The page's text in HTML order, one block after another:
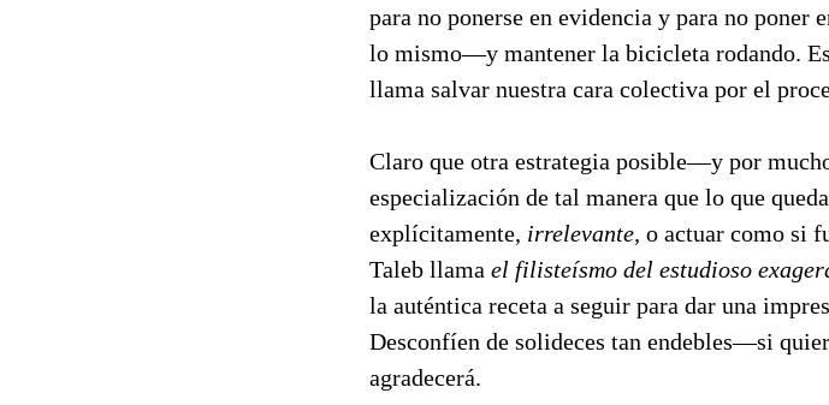
para no ponerse en evidencia y para no
lo mismo—y mantener la bicicleta rodando.
llama salvar nuestra cara colectiva por el
Claro que otra estrategia posible—y por
especialización de tal manera que lo que
explícitamente, irrelevante, o actuar como si
Taleb llama el filisteísmo del estudioso
la auténtica receta a seguir para dar una
Desconfíen de solideces tan endebles—si
agradecerá.